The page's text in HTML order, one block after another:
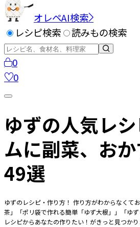
オレペAI検索
レシピ検索
読みもの検索
0
0
ゆずの人気レ
ムに副菜、お
49選
ゆずのレシピ・作り方！ 作り方がわからなくて
茶」「ポリ袋で作れる簡単「ゆず大根」」「ゆ
レシピからあなたの作りたい！がきっと見つかり